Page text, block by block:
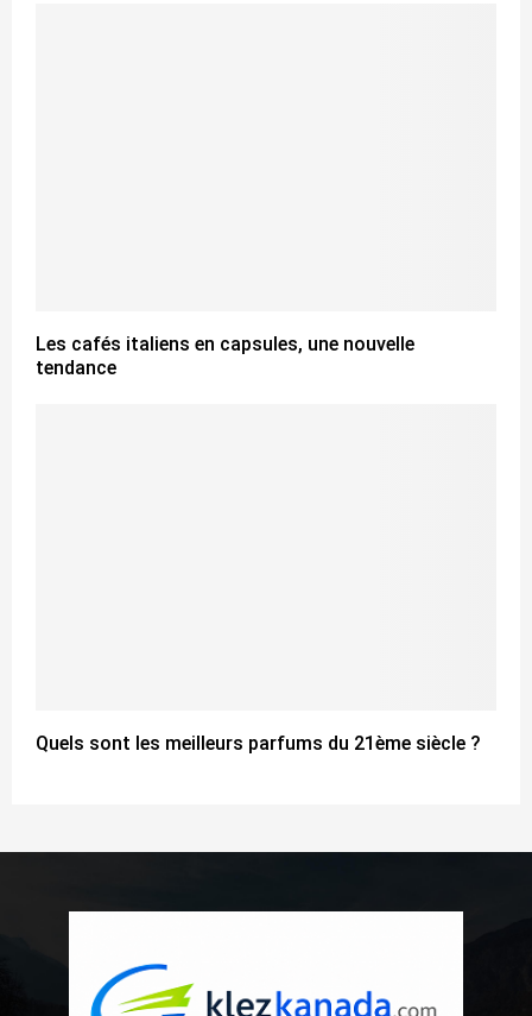
Les cafés italiens en capsules, une nouvelle
tendance
Quels sont les meilleurs parfums du 21ème siècle ?